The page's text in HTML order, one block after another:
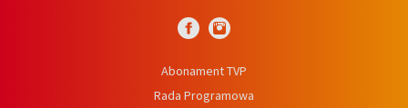
Abonament TVP
Rada Programowa